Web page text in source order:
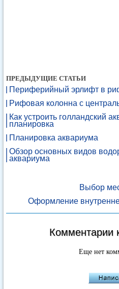
ПРЕДЫДУЩИЕ СТАТЬИ
Периферийный эрлифт в
Рифовая колонна с
Как устроить голландский
планировка
Планировка аквариума
Обзор основных видов
аквариума
Выбор
Оформление
Комментарии
Еще нет